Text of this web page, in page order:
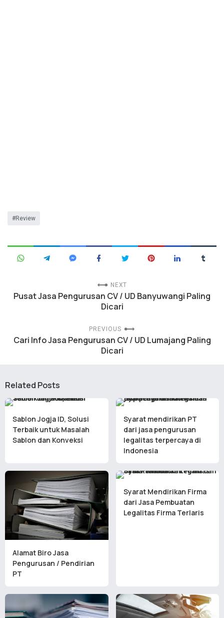
Review
NEXT
Pusat Jasa Pengurusan CV / UD Banyuwangi Paling
Dicari
PREVIOUS
Cari Info Jasa Pengurusan CV / UD Lumajang Paling
Dicari
Related Posts
Sablon Jogja ID, Solusi
Terbaik untuk Masalah
Sablon dan Konveksi
Syarat mendirikan PT
dari jasa pengurusan
legalitas terpercaya di
Indonesia
Alamat Biro Jasa
Pengurusan / Pendirian
PT
Syarat Mendirikan Firma
dari Jasa Pembuatan
Legalitas Firma Terlaris